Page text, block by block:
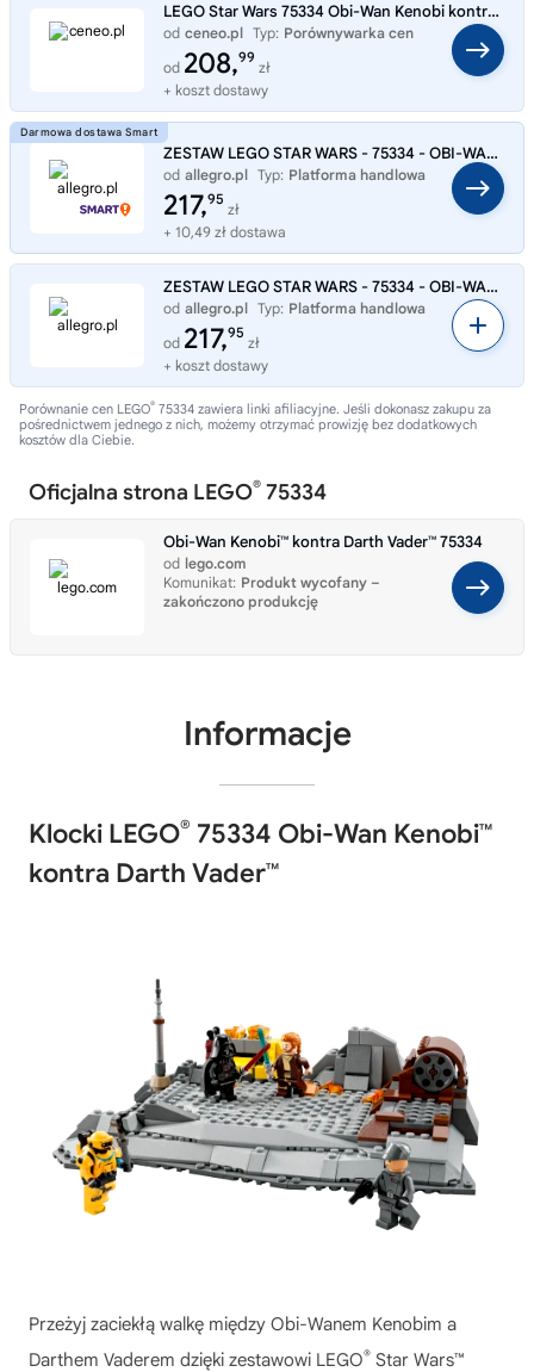
LEGO Star Wars 75334 Obi-Wan Kenobi kontra Darth Vader
od ceneo.pl Typ: Porównywarka cen
od 208,99
zł
+ koszt dostawy
ZESTAW LEGO STAR WARS - 75334 - OBI-WAN KENOBI KONTRA DARTH VADER
od allegro.pl Typ: Platforma handlowa
217,95
zł
+ 10,49 zł dostawa
ZESTAW LEGO STAR WARS - 75334 - OBI-WAN KENOBI KONTRA DARTH VADER
od allegro.pl Typ: Platforma handlowa
od 217,95
zł
+ koszt dostawy
Porównanie cen LEGO® 75334 zawiera linki afiliacyjne. Jeśli dokonasz zakupu za
pośrednictwem jednego z nich, możemy otrzymać prowizję bez dodatkowych
kosztów dla Ciebie.
Oficjalna strona LEGO® 75334
Obi-Wan Kenobi™ kontra Darth Vader™ 75334
od lego.com
Komunikat: Produkt wycofany –
zakończono produkcję
Informacje
Klocki LEGO® 75334 Obi-Wan Kenobi™
kontra Darth Vader™
Przeżyj zaciekłą walkę między Obi-Wanem Kenobim a
Darthem Vaderem dzięki zestawowi LEGO® Star Wars™